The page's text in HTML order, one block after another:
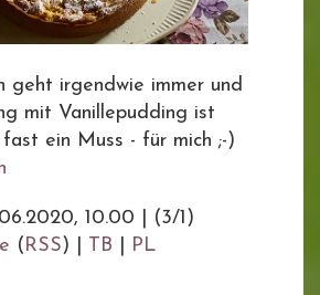
geht irgendwie immer und
mit Vanillepudding ist
ein Muss - für mich ;-)
10.00
(3/1)
(RSS) | TB PL